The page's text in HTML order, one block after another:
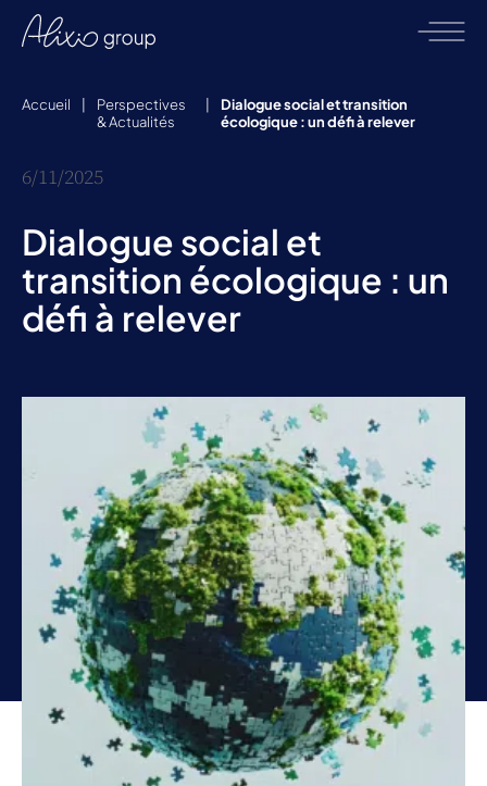
Accueil
Perspectives
& Actualités
Dialogue social et transition
écologique : un défi à relever
6/11/2025
Dialogue social et
transition écologique : un
défi à relever